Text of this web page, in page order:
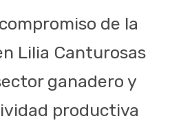
de la
Lilia Canturosas
ganadero y
productiva